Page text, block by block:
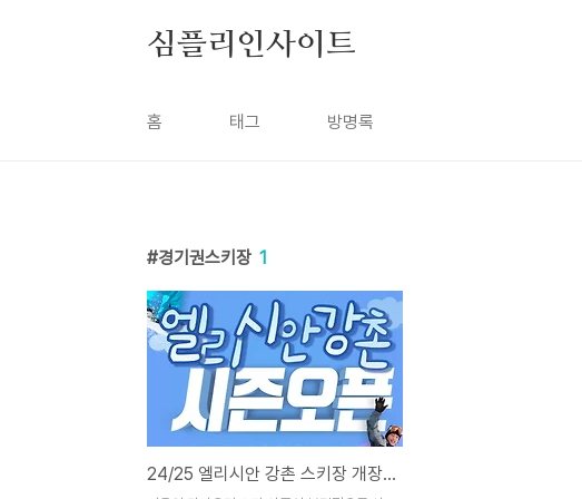
심플리인사이트
홈 태그 방명록
경기권스키장 1
24/25 엘리시안 강촌 스키장 개장 오픈 리프트권 할인 및 이벤트 총정리!